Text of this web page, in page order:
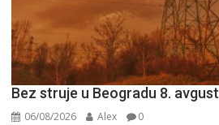
Bez struje u Beogradu 8. avgust
06/08/2026 Alex 0